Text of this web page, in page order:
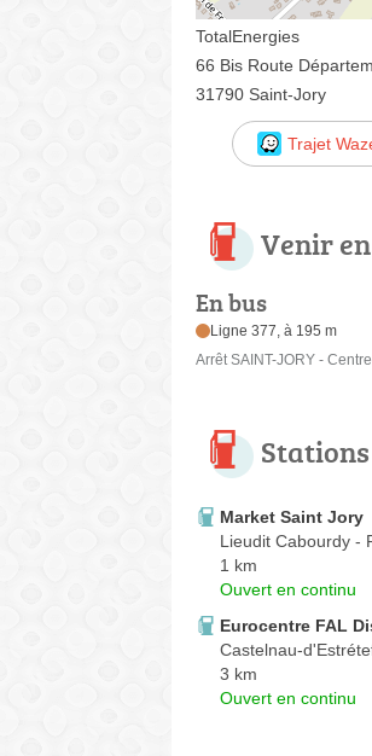
TotalEnergies
66 Bis Route
31790 Saint-Jory
Trajet
Venir
En bus
Ligne 377, à 195 m
Arrêt SAINT-JORY -
Market Saint Jory
Lieudit Cabourdy -
1 km
Ouvert en continu
Eurocentre FAL
Castelnau-
3 km
Ouvert en continu